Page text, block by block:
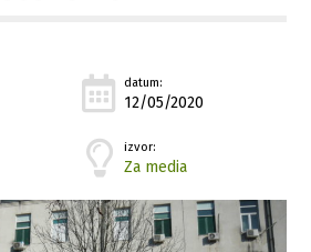
datum:
12/05/2020
izvor:
Za media